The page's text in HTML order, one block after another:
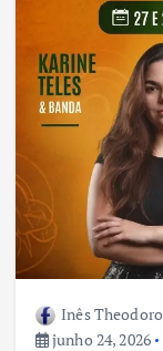
Inês Theodoro
junho 24, 2026